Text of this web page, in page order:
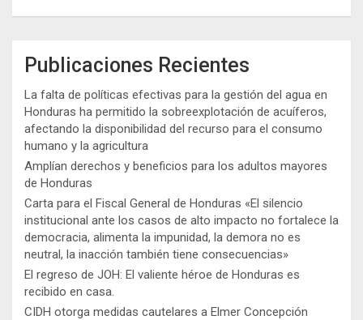
Publicaciones Recientes
La falta de políticas efectivas para la gestión del agua en
Honduras ha permitido la sobreexplotación de acuíferos,
afectando la disponibilidad del recurso para el consumo
humano y la agricultura
Amplían derechos y beneficios para los adultos mayores
de Honduras
Carta para el Fiscal General de Honduras «El silencio
institucional ante los casos de alto impacto no fortalece la
democracia, alimenta la impunidad, la demora no es
neutral, la inacción también tiene consecuencias»
El regreso de JOH: El valiente héroe de Honduras es
recibido en casa.
CIDH otorga medidas cautelares a Elmer Concepción